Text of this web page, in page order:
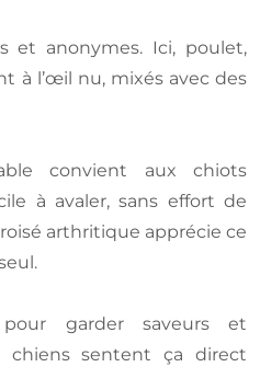
et anonymes. Ici, poulet,
à l’œil nu, mixés avec des
convient aux chiots
à avaler, sans effort de
arthritique apprécie ce
garder saveurs et
chiens sentent ça direct